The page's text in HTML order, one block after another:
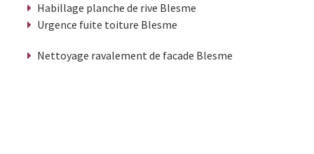
Habillage planche de rive Blesme
Urgence fuite toiture Blesme
Nettoyage ravalement de facade Blesme